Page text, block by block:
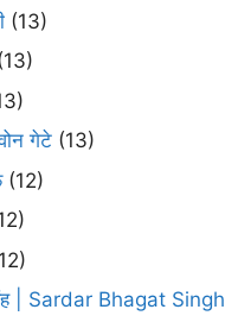
(13)
गेटे (13)
(12)
| Sardar Bhagat Singh